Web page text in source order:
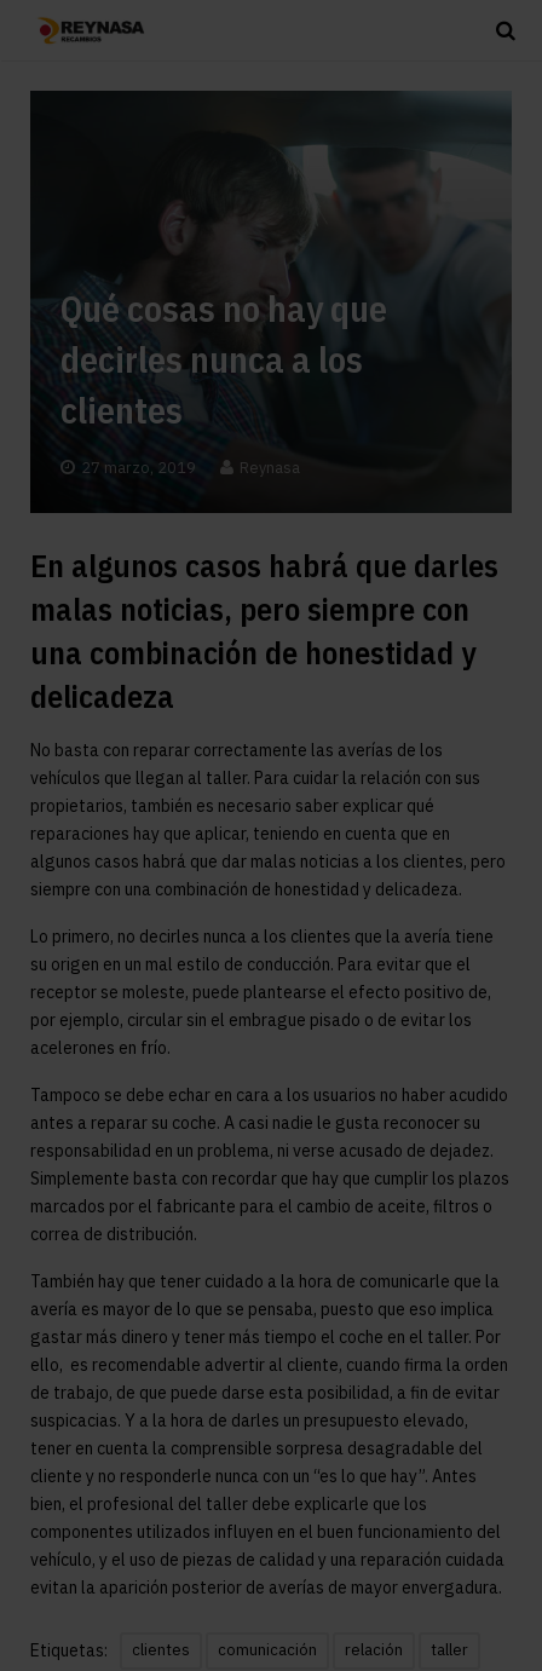
Qué cosas no hay que
decirles nunca a los
clientes
27 marzo, 2019 Reynasa
En algunos casos habrá que darles
malas noticias, pero siempre con
una combinación de honestidad y
delicadeza
No basta con reparar correctamente las averías de los
vehículos que llegan al taller. Para cuidar la relación con sus
propietarios, también es necesario saber explicar qué
reparaciones hay que aplicar, teniendo en cuenta que en
algunos casos habrá que dar malas noticias a los clientes, pero
siempre con una combinación de honestidad y delicadeza.
Lo primero, no decirles nunca a los clientes que la avería tiene
su origen en un mal estilo de conducción. Para evitar que el
receptor se moleste, puede plantearse el efecto positivo de,
por ejemplo, circular sin el embrague pisado o de evitar los
acelerones en frío.
Tampoco se debe echar en cara a los usuarios no haber acudido
antes a reparar su coche. A casi nadie le gusta reconocer su
responsabilidad en un problema, ni verse acusado de dejadez.
Simplemente basta con recordar que hay que cumplir los plazos
marcados por el fabricante para el cambio de aceite, filtros o
correa de distribución.
También hay que tener cuidado a la hora de comunicarle que la
avería es mayor de lo que se pensaba, puesto que eso implica
gastar más dinero y tener más tiempo el coche en el taller. Por
ello, es recomendable advertir al cliente, cuando firma la orden
de trabajo, de que puede darse esta posibilidad, a fin de evitar
suspicacias. Y a la hora de darles un presupuesto elevado,
tener en cuenta la comprensible sorpresa desagradable del
cliente y no responderle nunca con un “es lo que hay”. Antes
bien, el profesional del taller debe explicarle que los
componentes utilizados influyen en el buen funcionamiento del
vehículo, y el uso de piezas de calidad y una reparación cuidada
evitan la aparición posterior de averías de mayor envergadura.
Etiquetas: clientes comunicación relación taller